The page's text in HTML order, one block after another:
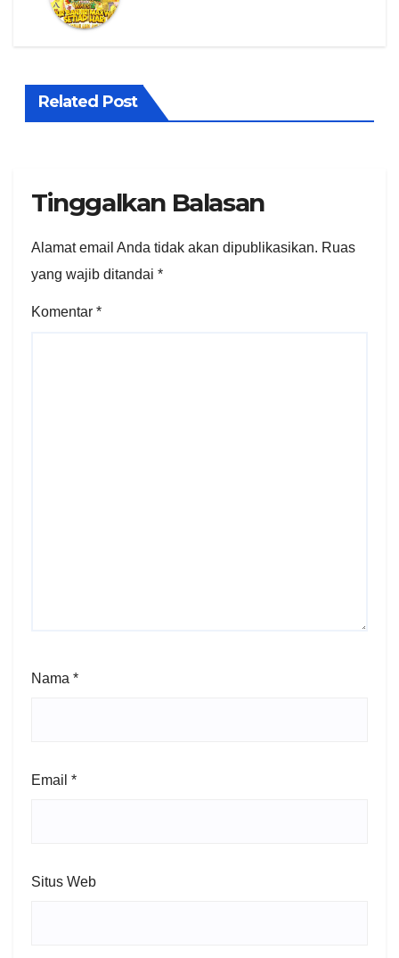
Related Post
Tinggalkan Balasan
Alamat email Anda tidak akan dipublikasikan. Ruas
yang wajib ditandai *
Komentar *
Nama *
Email *
Situs Web